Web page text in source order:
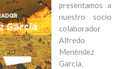
presentamos a
nuestro socio
colaborador
Alfredo
Menéndez
García,